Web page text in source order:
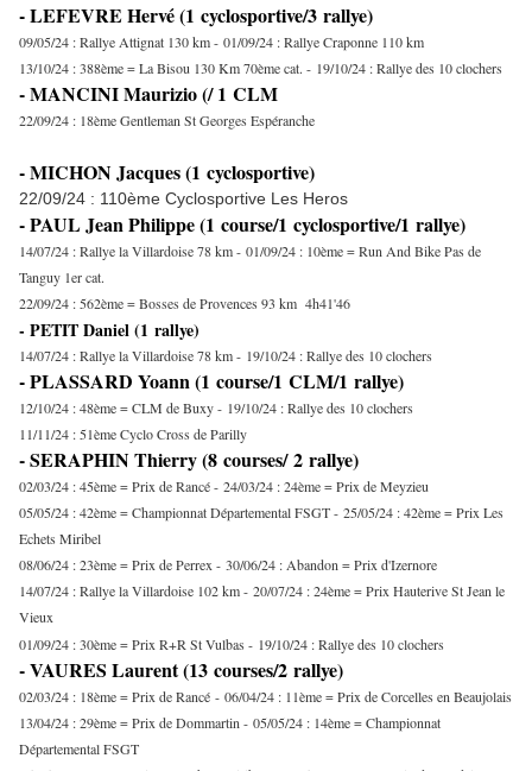
- LEFEVRE Hervé (1 cyclosportive/3 rallye)
09/05/24 : Rallye Attignat 130 km - 01/09/24 : Rallye Craponne 110 km
13/10/24 : 388ème = La Bisou 130 Km 70ème cat. - 19/10/24 : Rallye des 10 clochers
- MANCINI Maurizio (/ 1 CLM
22/09/24 : 18ème Gentleman St Georges Espéranche
- MICHON Jacques (1 cyclosportive)
22/09/24 : 110ème Cyclosportive Les Heros
- PAUL Jean Philippe (1 course/1 cyclosportive/1 rallye)
14/07/24 : Rallye la Villardoise 78 km - 01/09/24 : 10ème = Run And Bike Pas de
Tanguy 1er cat.
22/09/24 : 562ème = Bosses de Provences 93 km 4h41'46
- PETIT Daniel (1 rallye)
14/07/24 : Rallye la Villardoise 78 km - 19/10/24 : Rallye des 10 clochers
- PLASSARD Yoann (1 course/1 CLM/1 rallye)
12/10/24 : 48ème = CLM de Buxy - 19/10/24 : Rallye des 10 clochers
11/11/24 : 51ème Cyclo Cross de Parilly
- SERAPHIN Thierry (8 courses/ 2 rallye)
02/03/24 : 45ème = Prix de Rancé - 24/03/24 : 24ème = Prix de Meyzieu
05/05/24 : 42ème = Championnat Départemental FSGT - 25/05/24 : 42ème = Prix Les
Echets Miribel
08/06/24 : 23ème = Prix de Perrex - 30/06/24 : Abandon = Prix d'Izernore
14/07/24 : Rallye la Villardoise 102 km - 20/07/24 : 24ème = Prix Hauterive St Jean le
Vieux
01/09/24 : 30ème = Prix R+R St Vulbas - 19/10/24 : Rallye des 10 clochers
- VAURES Laurent (13 courses/2 rallye)
02/03/24 : 18ème = Prix de Rancé - 06/04/24 : 11ème = Prix de Corcelles en Beaujolais
13/04/24 : 29ème = Prix de Dommartin - 05/05/24 : 14ème = Championnat
Départemental FSGT